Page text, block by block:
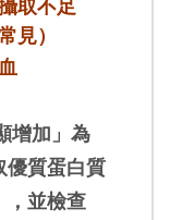
取不足
見）
增加」為
優質蛋白質
，並檢查